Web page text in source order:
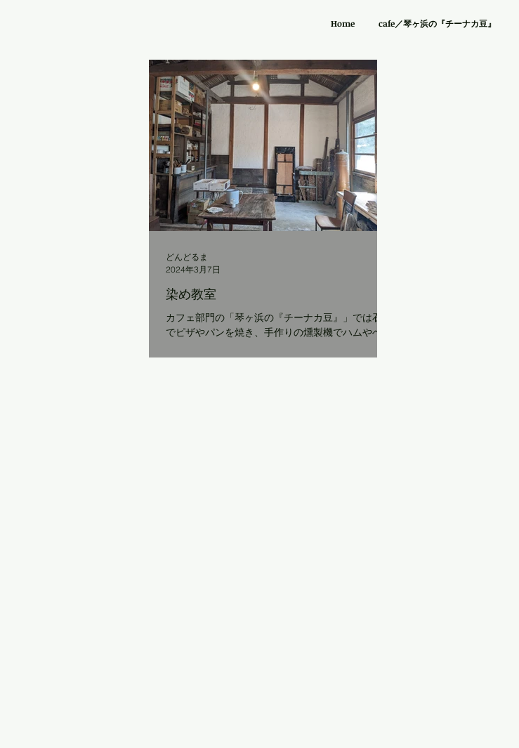
Home cafe／琴ヶ浜の『チーナカ豆』
染め教室
カフェ部門の「琴ヶ浜の『チーナカ豆』」では石窯
でピザやパンを焼き、手作りの燻製機でハムやベー
て、 「チーナカ豆建築部」では古民家のリノベー
どんどるま
2024年3月7日